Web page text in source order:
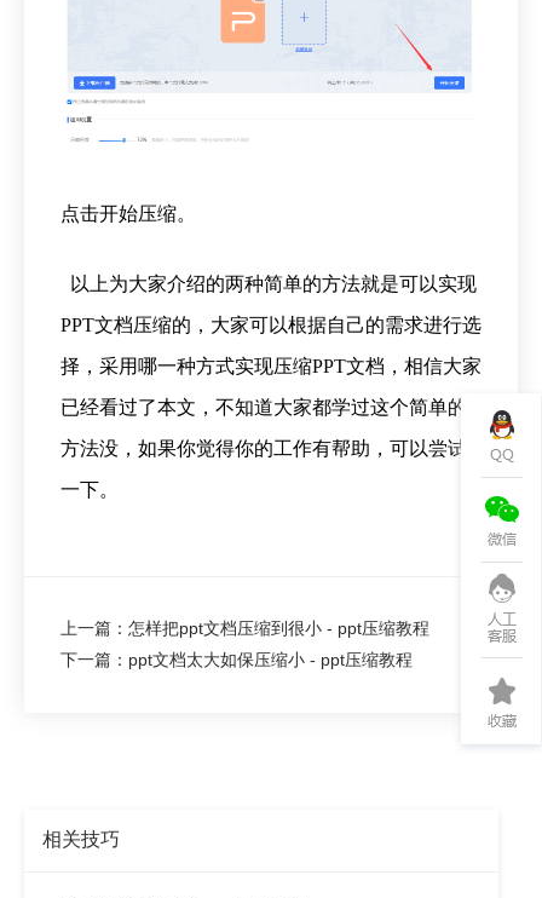
点击开始压缩。
以上为大家介绍的两种简单的方法就是可以实现
PPT文档压缩的，大家可以根据自己的需求进行选
择，采用哪一种方式实现压缩PPT文档，相信大家
已经看过了本文，不知道大家都学过这个简单的
方法没，如果你觉得你的工作有帮助，可以尝试
一下。
上一篇：怎样把ppt文档压缩到很小 - ppt压缩教程
下一篇：ppt文档太大如保压缩小 - ppt压缩教程
相关技巧